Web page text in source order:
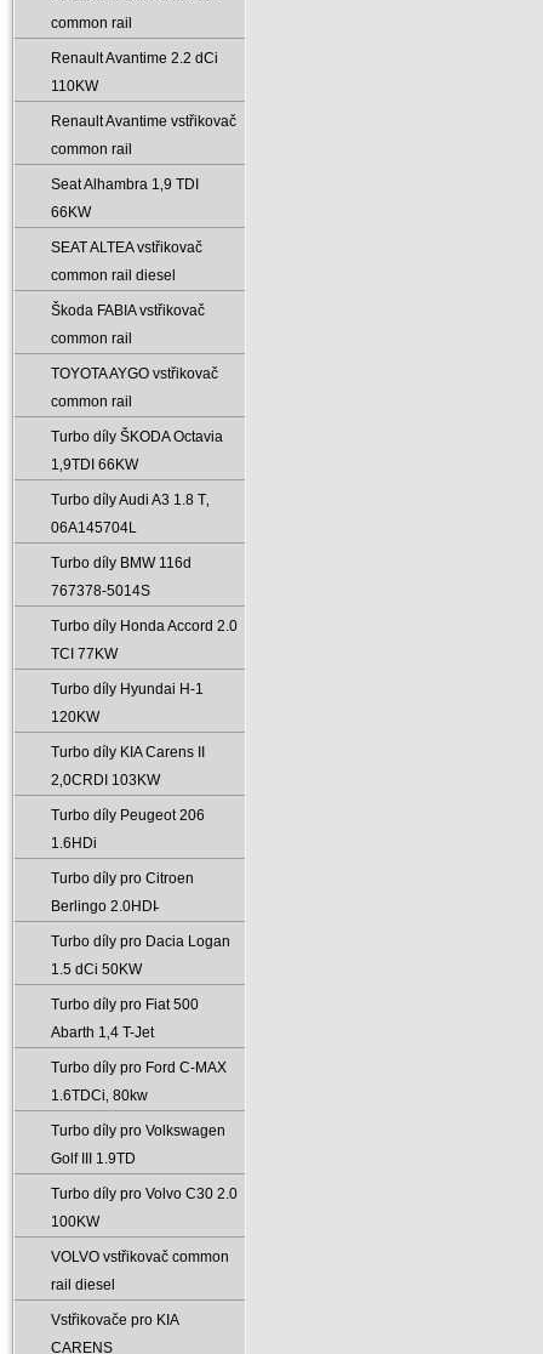
common rail
Renault Avantime 2.2 dCi
110KW
Renault Avantime vstřikovač
common rail
Seat Alhambra 1‚9 TDI
66KW
SEAT ALTEA vstřikovač
common rail diesel
Škoda FABIA vstřikovač
common rail
TOYOTA AYGO vstřikovač
common rail
Turbo díly ŠKODA Octavia
1‚9TDI 66KW
Turbo díly Audi A3 1.8 T‚
06A145704L
Turbo díly BMW 116d
767378-5014S
Turbo díly Honda Accord 2.0
TCI 77KW
Turbo díly Hyundai H-1
120KW
Turbo díly KIA Carens II
2‚0CRDI 103KW
Turbo díly Peugeot 206
1.6HDi
Turbo díly pro Citroen
Berlingo 2.0HDI̵
Turbo díly pro Dacia Logan
1.5 dCi 50KW
Turbo díly pro Fiat 500
Abarth 1‚4 T-Jet
Turbo díly pro Ford C-MAX
1.6TDCi‚ 80kw
Turbo díly pro Volkswagen
Golf III 1.9TD
Turbo díly pro Volvo C30 2.0
100KW
VOLVO vstřikovač common
rail diesel
Vstřikovače pro KIA
CARENS